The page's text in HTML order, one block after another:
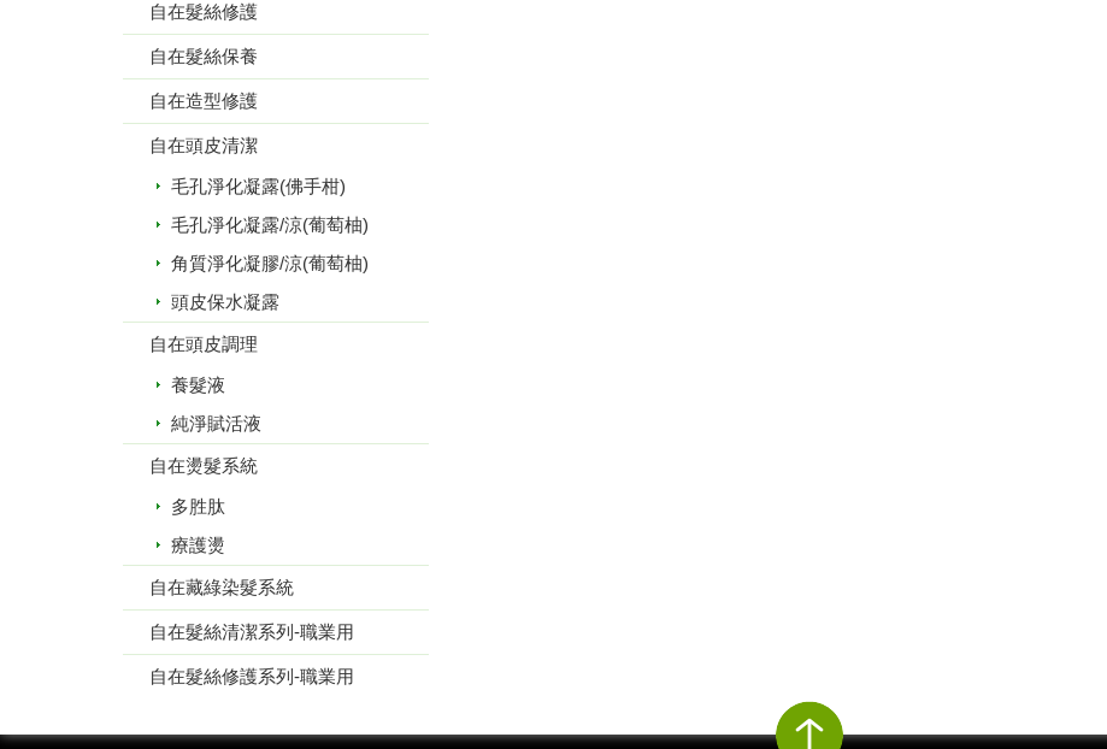
自在髮絲修護
自在髮絲保養
自在造型修護
自在頭皮清潔
毛孔淨化凝露(佛手柑)
毛孔淨化凝露/涼(葡萄柚)
角質淨化凝膠/涼(葡萄柚)
頭皮保水凝露
自在頭皮調理
養髮液
純淨賦活液
自在燙髮系統
多胜肽
療護燙
自在藏綠染髮系統
自在髮絲清潔系列-職業用
自在髮絲修護系列-職業用